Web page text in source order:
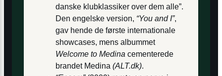
danske klubklassiker over dem alle”.
Den engelske version, “You and I”,
gav hende de første internationale
showcases, mens albummet
Welcome to Medina cementerede
brandet Medina (ALT.dk).